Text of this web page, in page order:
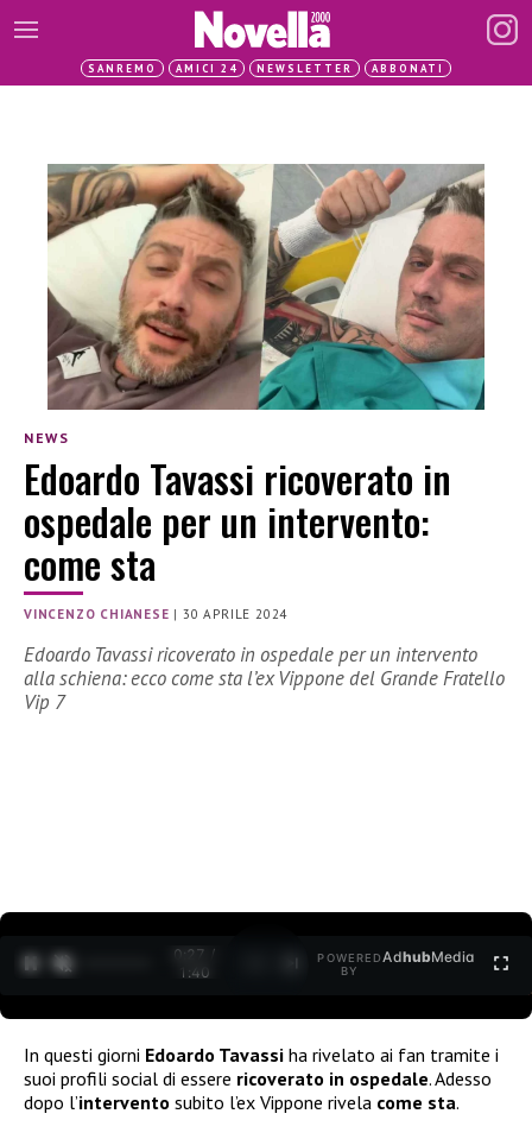
SANREMO AMICI 24 NEWSLETTER ABBONATI
NEWS
Edoardo Tavassi ricoverato in
ospedale per un intervento:
come sta
VINCENZO CHIANESE |30 APRILE 2024
Edoardo Tavassi ricoverato in ospedale per un intervento
alla schiena: ecco come sta l’ex Vippone del Grande Fratello
Vip 7
0:28 /
1:40
POWERED
BY
AdhubMedia
In questi giorni Edoardo Tavassi ha rivelato ai fan tramite i
suoi profili social di essere ricoverato in ospedale. Adesso
dopo l’intervento subito l’ex Vippone rivela come sta.